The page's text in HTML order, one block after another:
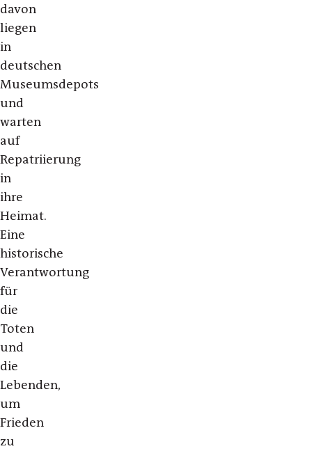
davon
liegen
in
deutschen
Museumsdepots
und
warten
auf
Repatriierung
in
ihre
Heimat.
Eine
historische
Verantwortung
für
die
Toten
und
die
Lebenden,
um
Frieden
zu